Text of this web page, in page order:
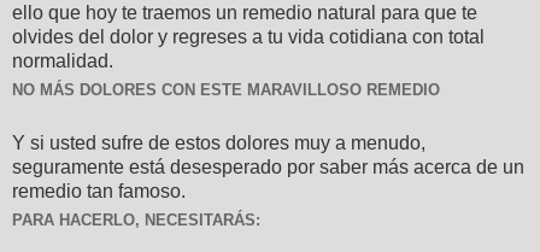
ello que hoy te traemos un remedio natural para que te
olvides del dolor y regreses a tu vida cotidiana con total
normalidad.
NO MÁS DOLORES CON ESTE MARAVILLOSO REMEDIO
Y si usted sufre de estos dolores muy a menudo,
seguramente está desesperado por saber más acerca de un
remedio tan famoso.
PARA HACERLO, NECESITARÁS: